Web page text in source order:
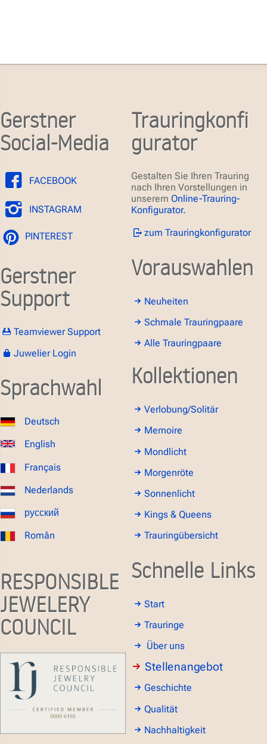
Gerstner
Social-Media
FACEBOOK
INSTAGRAM
PINTEREST
Gerstner
Support
Teamviewer Support
Juwelier Login
Sprachwahl
Deutsch
English
Français
Nederlands
русский
Român
RESPONSIBLE
JEWELERY
COUNCIL
Trauringkonfi
gurator
Gestalten Sie Ihren Trauring
nach Ihren Vorstellungen in
unserem Online-Trauring-
Konfigurator.
zum Trauringkonfigurator
Vorauswahlen
Neuheiten
Schmale Trauringpaare
Alle Trauringpaare
Kollektionen
Verlobung/Solitär
Memoire
Mondlicht
Morgenröte
Sonnenlicht
Kings & Queens
Trauringübersicht
Schnelle Links
Start
Trauringe
Über uns
Stellenangebot
Geschichte
Qualität
Nachhaltigkeit